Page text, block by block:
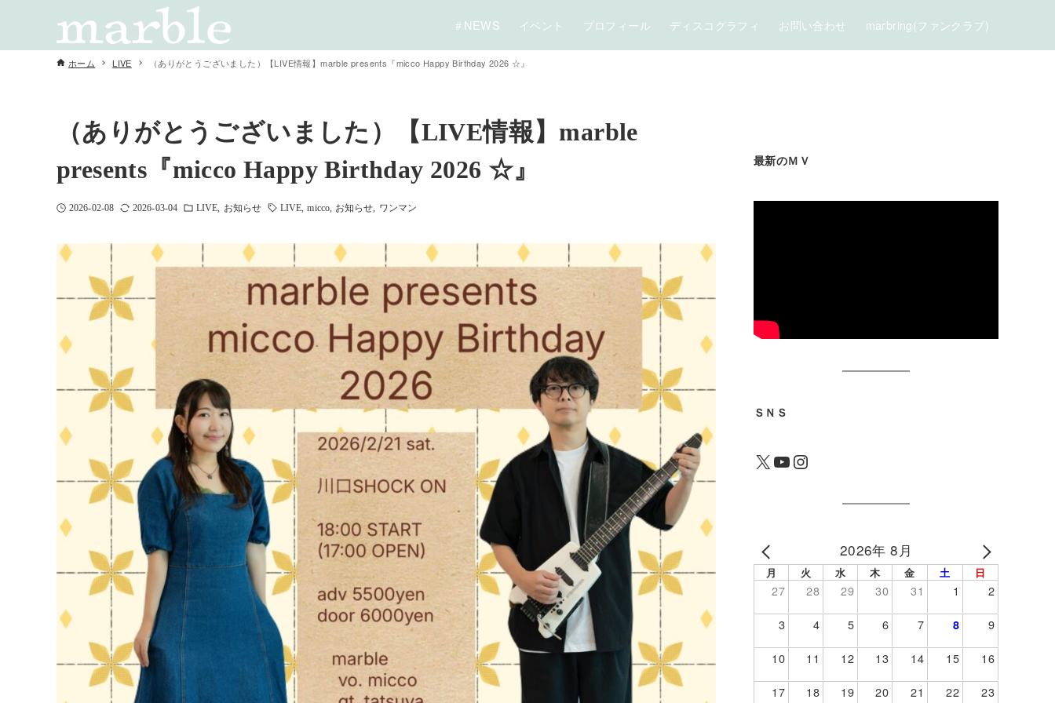
＃NEWS イベント プロフィール ディスコグラフィ お問い合わせ marbring(ファンクラブ)
ホーム LIVE （ありがとうございました）【LIVE情報】marble presents『micco Happy Birthday 2026 ☆』
（ありがとうございました）【LIVE情報】marble
presents『micco Happy Birthday 2026 ☆』
2026-02-08 2026-03-04 LIVE お知らせ LIVE micco お知らせ ワンマン
最新のＭＶ
ＳＮＳ
X YouTube
Instagram
2026年 8月
月 火 水 木 金 土 日
27 28 29 30 31 1 2
3 4 5 6 7 8 9
10 11 12 13 14 15 16
17 18 19 20 21 22 23